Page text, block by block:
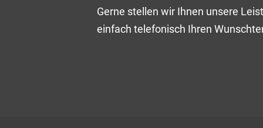
Gerne stellen wir Ihnen unsere
einfach telefonisch Ihren